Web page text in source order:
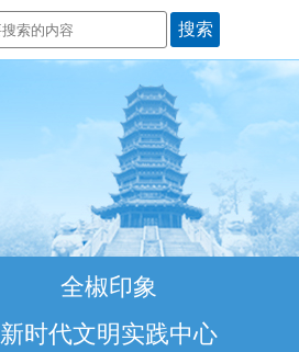
全椒印象
新时代文明实践中心